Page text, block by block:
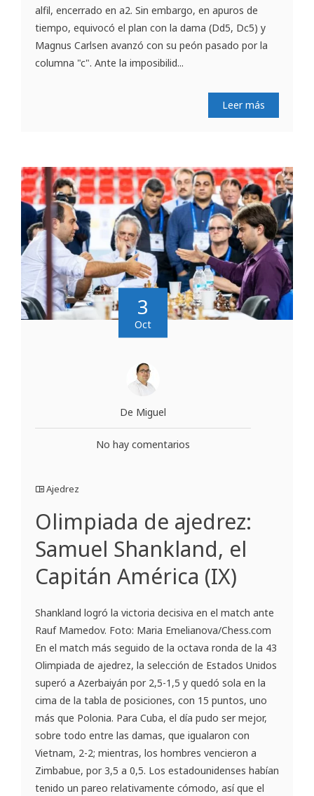
alfil, encerrado en a2. Sin embargo, en apuros de
tiempo, equivocó el plan con la dama (Dd5, Dc5) y
Magnus Carlsen avanzó con su peón pasado por la
columna "c". Ante la imposibilid...
Leer más
3
Oct
De Miguel
No hay comentarios
Ajedrez
Olimpiada de ajedrez:
Samuel Shankland, el
Capitán América (IX)
Shankland logró la victoria decisiva en el match ante
Rauf Mamedov. Foto: Maria Emelianova/Chess.com
En el match más seguido de la octava ronda de la 43
Olimpiada de ajedrez, la selección de Estados Unidos
superó a Azerbaiyán por 2,5-1,5 y quedó sola en la
cima de la tabla de posiciones, con 15 puntos, uno
más que Polonia. Para Cuba, el día pudo ser mejor,
sobre todo entre las damas, que igualaron con
Vietnam, 2-2; mientras, los hombres vencieron a
Zimbabue, por 3,5 a 0,5. Los estadounidenses habían
tenido un pareo relativamente cómodo, así que el